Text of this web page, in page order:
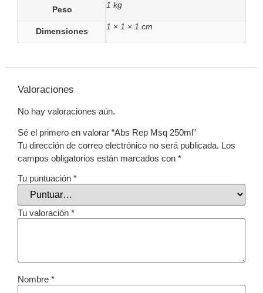
Peso
1 kg
Dimensiones
1 × 1 × 1 cm
Valoraciones
No hay valoraciones aún.
Sé el primero en valorar “Abs Rep Msq 250ml”
Tu dirección de correo electrónico no será publicada. Los
campos obligatorios están marcados con *
Tu puntuación *
Tu valoración *
Nombre *